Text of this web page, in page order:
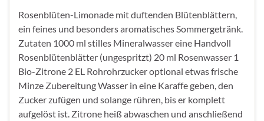
Rosenblüten-Limonade mit duftenden Blütenblättern,
ein feines und besonders aromatisches Sommergetränk.
Zutaten 1000 ml stilles Mineralwasser eine Handvoll
Rosenblütenblätter (ungespritzt) 20 ml Rosenwasser 1
Bio-Zitrone 2 EL Rohrohrzucker optional etwas frische
Minze Zubereitung Wasser in eine Karaffe geben, den
Zucker zufügen und solange rühren, bis er komplett
aufgelöst ist. Zitrone heiß abwaschen und anschließend